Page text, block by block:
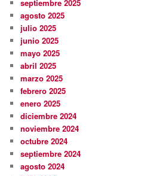
septiembre 2025
agosto 2025
julio 2025
junio 2025
mayo 2025
abril 2025
marzo 2025
febrero 2025
enero 2025
diciembre 2024
noviembre 2024
octubre 2024
septiembre 2024
agosto 2024